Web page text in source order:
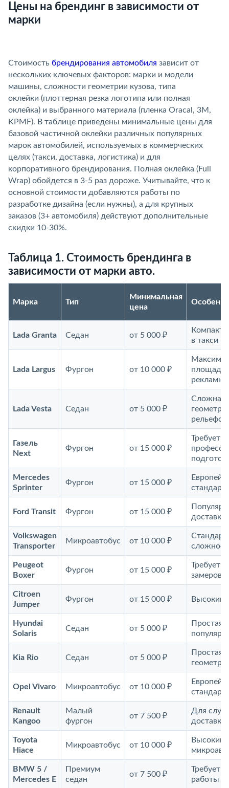
Цены на брендинг в зависимости от
марки
Стоимость брендирования автомобиля зависит от
нескольких ключевых факторов: марки и модели
машины, сложности геометрии кузова, типа
оклейки (плоттерная резка логотипа или полная
оклейка) и выбранного материала (пленка Oracal, 3M,
KPMF). В таблице приведены минимальные цены для
базовой частичной оклейки различных популярных
марок автомобилей, используемых в коммерческих
целях (такси, доставка, логистика) и для
корпоративного брендирования. Полная оклейка (Full
Wrap) обойдется в 3-5 раз дороже. Учитывайте, что к
основной стоимости добавляются работы по
разработке дизайна (если нужны), а для крупных
заказов (3+ автомобиля) действуют дополнительные
скидки 10-30%.
Таблица 1. Стоимость брендинга в
зависимости от марки авто.
Марка Тип
Минимальная
цена
Lada Granta Седан от 5 000 ₽
в такси
Lada Largus Фургон от 10 000 ₽
площадь
рекламы
Lada Vesta Седан от 5 000 ₽
Сложная
рельефом
Газель
Next
Фургон от 15 000 ₽
Требует
Mercedes
Sprinter
Фургон от 15 000 ₽
стандарт
Ford Transit Фургон от 15 000 ₽
доставки
Volkswagen
Transporter
Микроавтобус от 10 000 ₽
Peugeot
Boxer
Фургон от 15 000 ₽
Требует
замеров
Citroen
Jumper
Фургон от 15 000 ₽ Высокий
Hyundai
Solaris
Седан от 5 000 ₽
Простая,
Kia Rio Седан от 5 000 ₽
Простая
Opel Vivaro Микроавтобус от 10 000 ₽
стандарт
Renault
Kangoo
Малый
фургон
от 7 500 ₽
Для
доставки
Toyota
Hiace
Микроавтобус от 10 000 ₽
Высокий
BMW 5 /
Mercedes E
Премиум
седан
от 7 500 ₽
Требует
работы